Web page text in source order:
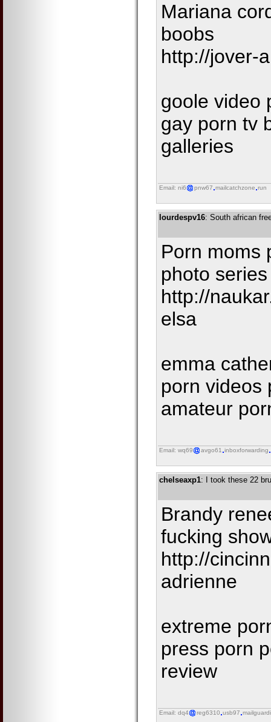
Mariana
boobs
http://jover-
goole video
gay porn tv
galleries
Email: ni6 pnw67 mailcatchzone run
lourdespv16: South african
Porn moms
photo series
http://
elsa
emma
porn videos
amateur
Email: wq69 avgo61 inboxforwarding
chelseaxp1: I took these 22
Brandy
fucking
http://
adrienne
extreme
press porn
review
Email: dq4 reg6310 usb97